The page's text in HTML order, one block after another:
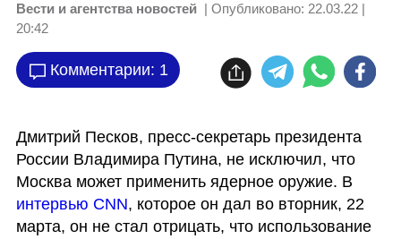
Вести и агентства новостей | Опубликовано: 22.03.22 |
20:42
Комментарии: 1
Дмитрий Песков, пресс-секретарь президента
России Владимира Путина, не исключил, что
интервью CNN, которое он дал во вторник, 22
марта, он не стал отрицать, что использование